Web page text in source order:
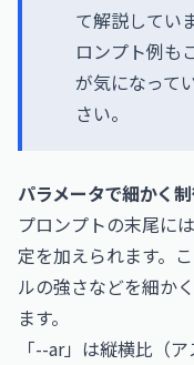
て解説してい
ロンプト例も
が気になって
さい。
パラメータで細かく
プロンプトの末尾に
定を加えられます。
ルの強さなどを細か
ます。
「--ar」は縦横比（